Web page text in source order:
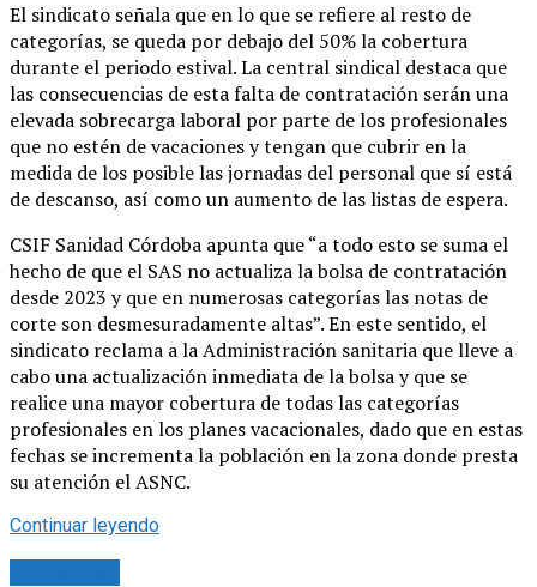
El sindicato señala que en lo que se refiere al resto de
categorías, se queda por debajo del 50% la cobertura
durante el periodo estival. La central sindical destaca que
las consecuencias de esta falta de contratación serán una
elevada sobrecarga laboral por parte de los profesionales
que no estén de vacaciones y tengan que cubrir en la
medida de los posible las jornadas del personal que sí está
de descanso, así como un aumento de las listas de espera.
CSIF Sanidad Córdoba apunta que “a todo esto se suma el
hecho de que el SAS no actualiza la bolsa de contratación
desde 2023 y que en numerosas categorías las notas de
corte son desmesuradamente altas”. En este sentido, el
sindicato reclama a la Administración sanitaria que lleve a
cabo una actualización inmediata de la bolsa y que se
realice una mayor cobertura de todas las categorías
profesionales en los planes vacacionales, dado que en estas
fechas se incrementa la población en la zona donde presta
su atención el ASNC.
Continuar leyendo